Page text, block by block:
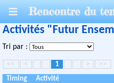
Rencontre du
Activités "Futur
Tri par :
<< < 1 > >>
Timing Activité